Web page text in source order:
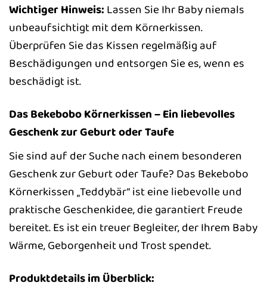
Wichtiger Hinweis: Lassen Sie Ihr Baby niemals
unbeaufsichtigt mit dem Körnerkissen.
Überprüfen Sie das Kissen regelmäßig auf
Beschädigungen und entsorgen Sie es, wenn es
beschädigt ist.
Das Bekebobo Körnerkissen – Ein liebevolles
Geschenk zur Geburt oder Taufe
Sie sind auf der Suche nach einem besonderen
Geschenk zur Geburt oder Taufe? Das Bekebobo
Körnerkissen „Teddybär“ ist eine liebevolle und
praktische Geschenkidee, die garantiert Freude
bereitet. Es ist ein treuer Begleiter, der Ihrem Baby
Wärme, Geborgenheit und Trost spendet.
Produktdetails im Überblick: